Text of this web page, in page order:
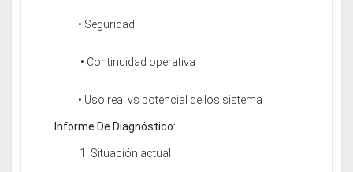
• Seguridad
• Continuidad operativa
• Uso real vs potencial de los sistema
Informe De Diagnóstico:
1. Situación actual